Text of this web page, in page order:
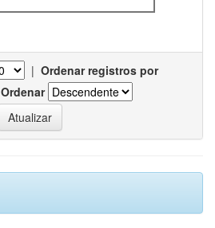
| Ordenar registros por
Ordenar